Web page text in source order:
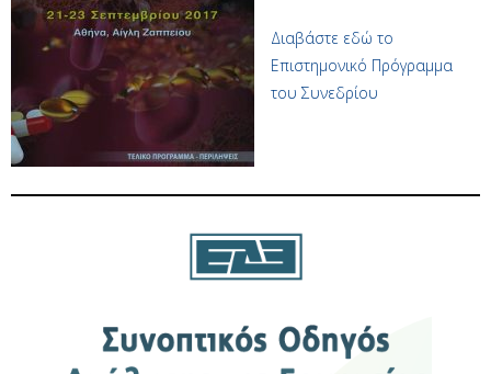
Διαβάστε εδώ το
Επιστημονικό Πρόγραμμα
του Συνεδρίου